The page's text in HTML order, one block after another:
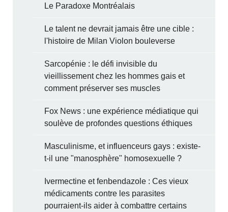
Le Paradoxe Montréalais
Le talent ne devrait jamais être une cible :
l'histoire de Milan Violon bouleverse
Sarcopénie : le défi invisible du
vieillissement chez les hommes gais et
comment préserver ses muscles
Fox News : une expérience médiatique qui
soulève de profondes questions éthiques
Masculinisme, et influenceurs gays : existe-
t-il une "manosphère" homosexuelle ?
Ivermectine et fenbendazole : Ces vieux
médicaments contre les parasites
pourraient-ils aider à combattre certains